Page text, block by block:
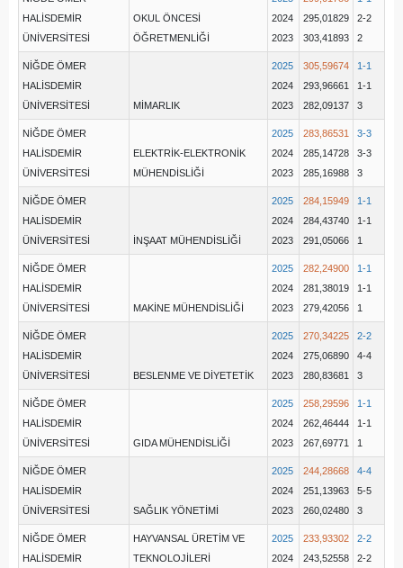
HALİSDEMİR
ÜNİVERSİTESİ
OKUL ÖNCESİ
ÖĞRETMENLİĞİ
2024
2023
295,01829
303,41893
2-2
2
NİĞDE ÖMER
HALİSDEMİR
ÜNİVERSİTESİ
MİMARLIK
2025
2024
2023
305,59674
293,96661
282,09137
1-1
1-1
3
NİĞDE ÖMER
HALİSDEMİR
ÜNİVERSİTESİ
ELEKTRİK-ELEKTRONİK
MÜHENDİSLİĞİ
2025
2024
2023
283,86531
285,14728
285,16988
3-3
3-3
3
NİĞDE ÖMER
HALİSDEMİR
ÜNİVERSİTESİ
İNŞAAT MÜHENDİSLİĞİ
2025
2024
2023
284,15949
284,43740
291,05066
1-1
1-1
1
NİĞDE ÖMER
HALİSDEMİR
ÜNİVERSİTESİ
MAKİNE MÜHENDİSLİĞİ
2025
2024
2023
282,24900
281,38019
279,42056
1-1
1-1
1
NİĞDE ÖMER
HALİSDEMİR
ÜNİVERSİTESİ
BESLENME VE DİYETETİK
2025
2024
2023
270,34225
275,06890
280,83681
2-2
4-4
3
NİĞDE ÖMER
HALİSDEMİR
ÜNİVERSİTESİ
GIDA MÜHENDİSLİĞİ
2025
2024
2023
258,29596
262,46444
267,69771
1-1
1-1
1
NİĞDE ÖMER
HALİSDEMİR
ÜNİVERSİTESİ
SAĞLIK YÖNETİMİ
2025
2024
2023
244,28668
251,13963
260,02480
4-4
5-5
3
NİĞDE ÖMER
HALİSDEMİR
HAYVANSAL ÜRETİM VE
TEKNOLOJİLERİ
2025
2024
233,93302
243,52558
2-2
2-2